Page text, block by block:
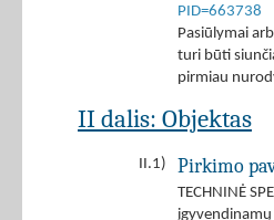
PID=663738
Pasiūlymai
turi būti
pirmiau
II dalis: Objektas
II.1) Pirkimo
TECHNINĖ
įgyvendinamų